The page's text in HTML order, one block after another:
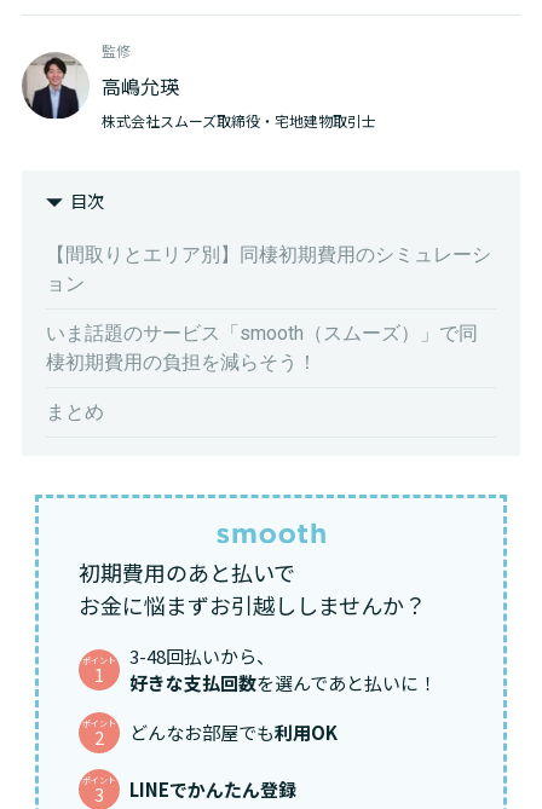
監修
高嶋允瑛
株式会社スムーズ取締役・宅地建物取引士
目次
【間取りとエリア別】同棲初期費用のシミュレーシ
ョン
いま話題のサービス「smooth（スムーズ）」で同
棲初期費用の負担を減らそう！
まとめ
初期費用のあと払いで
お金に悩まずお引越ししませんか？
ポイント
1
3-48回払いから、
好きな支払回数を選んであと払いに！
ポイント
2 どんなお部屋でも利用OK
ポイント
3 LINEでかんたん登録